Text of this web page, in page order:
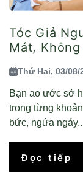
Tóc Giả
Mát,
Thứ Hai, 03/08/
Bạn ao ước sở
trong từng
bức, ngứa
Đọc tiếp